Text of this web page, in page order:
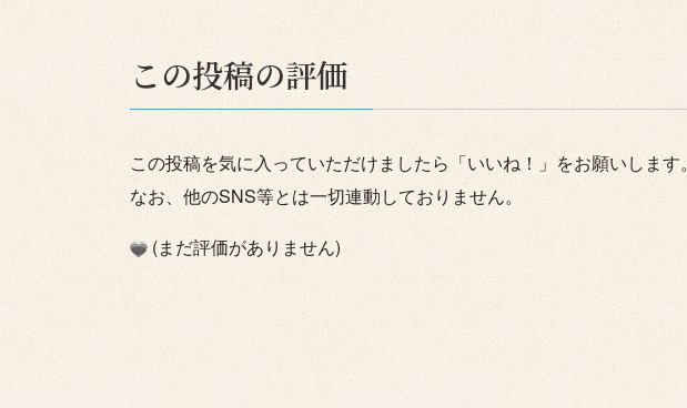
この投稿の評価
この投稿を気に入っていただけましたら「いいね！」をお願いします。
なお、他のSNS等とは一切連動しておりません。
(まだ評価がありません)